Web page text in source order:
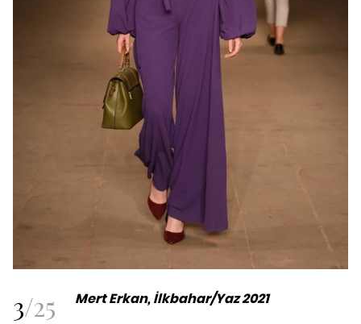
3/25 Mert Erkan, İlkbahar/Yaz 2021